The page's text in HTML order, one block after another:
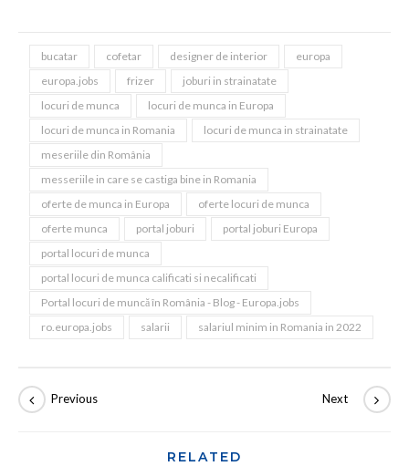
bucatar cofetar designer de interior
europa
europa.jobs
frizer
joburi in strainatate
locuri de munca
locuri de munca in Europa
locuri de munca in Romania
locuri de munca in strainatate
meseriile din România
messeriile in care se castiga bine in Romania
oferte de munca in Europa
oferte locuri de munca
oferte munca
portal joburi
portal joburi Europa
portal locuri de munca
portal locuri de munca calificati si necalificati
Portal locuri de muncă în România - Blog - Europa.jobs
ro.europa.jobs
salarii salariul minim in Romania in 2022
RELATED